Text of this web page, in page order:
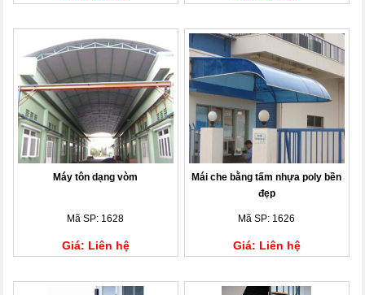
Máy tôn dạng vòm
Mã SP: 1628
Giá: Liên hệ
Mái che bằng tấm nhựa poly bền
đẹp
Mã SP: 1626
Giá: Liên hệ